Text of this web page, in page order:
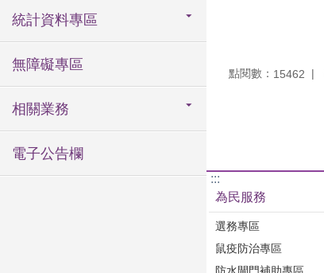
統計資料專區
無障礙專區
相關業務
電子公告欄
點閱數： 15462
:::
為民服務
選務專區
鼠疫防治專區
防水閘門補助專區